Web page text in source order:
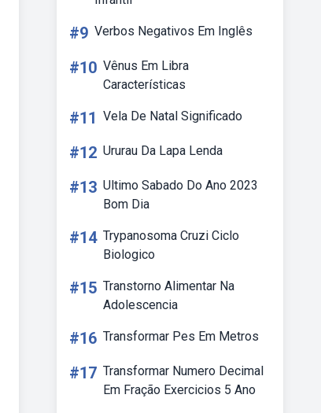
#9 Verbos Negativos Em Inglês
#10 Vênus Em Libra
Características
#11 Vela De Natal Significado
#12 Ururau Da Lapa Lenda
#13 Ultimo Sabado Do Ano 2023
Bom Dia
#14 Trypanosoma Cruzi Ciclo
Biologico
#15 Transtorno Alimentar Na
Adolescencia
#16 Transformar Pes Em Metros
#17 Transformar Numero Decimal
Em Fração Exercicios 5 Ano